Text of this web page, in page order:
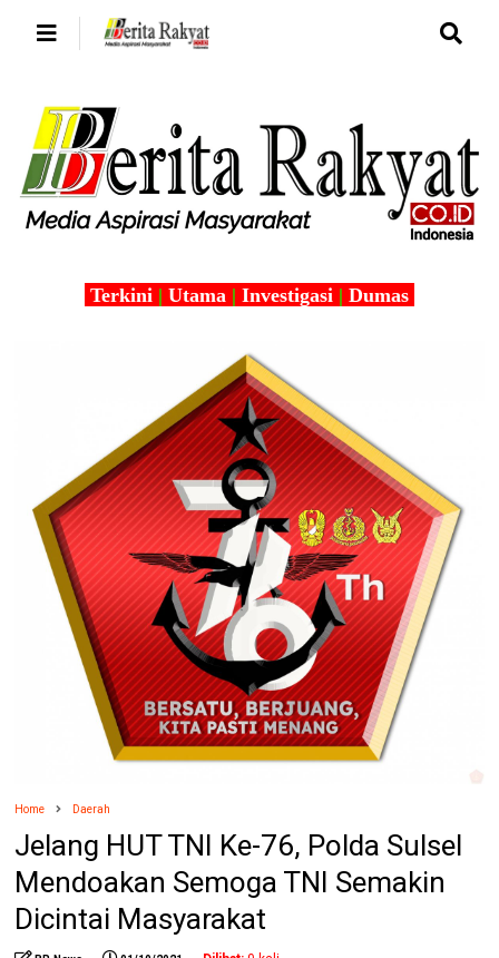
Terkini | Utama | Investigasi | Dumas
Home Daerah
Jelang HUT TNI Ke-76, Polda Sulsel
Mendoakan Semoga TNI Semakin
Dicintai Masyarakat